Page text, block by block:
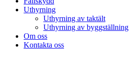
Uthyrning
Uthyrning av taktält
Uthyrning av byggställning
Om oss
Kontakta oss